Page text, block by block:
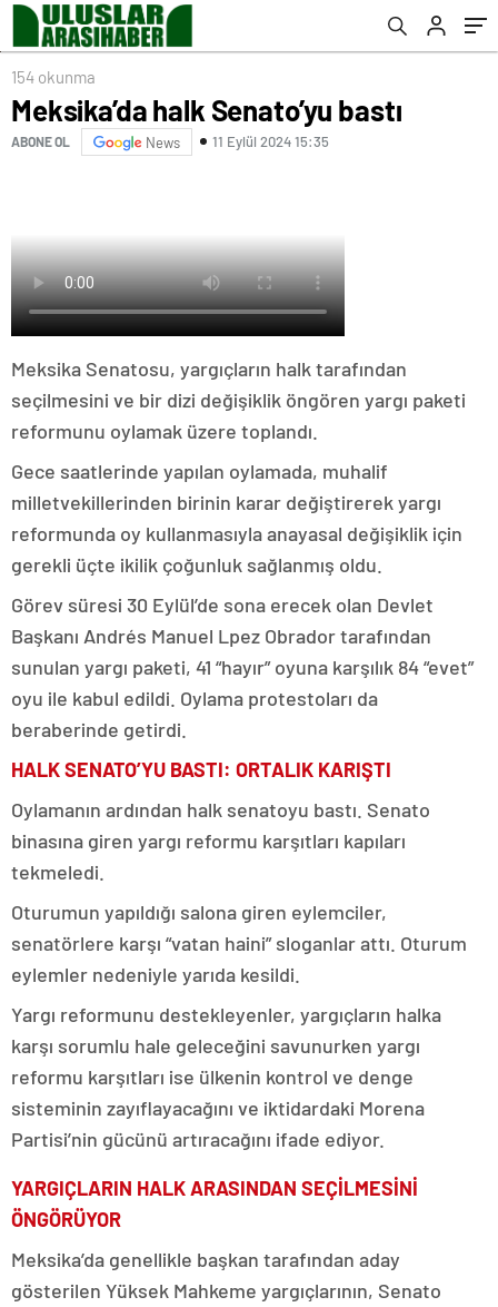
154 okunma
Meksika’da halk Senato’yu bastı
ABONE OL News 11 Eylül 2024 15:35
Meksika Senatosu, yargıçların halk tarafından
seçilmesini ve bir dizi değişiklik öngören yargı paketi
reformunu oylamak üzere toplandı.
Gece saatlerinde yapılan oylamada, muhalif
milletvekillerinden birinin karar değiştirerek yargı
reformunda oy kullanmasıyla anayasal değişiklik için
gerekli üçte ikilik çoğunluk sağlanmış oldu.
Görev süresi 30 Eylül’de sona erecek olan Devlet
Başkanı Andrés Manuel Lpez Obrador tarafından
sunulan yargı paketi, 41 “hayır” oyuna karşılık 84 “evet”
oyu ile kabul edildi. Oylama protestoları da
beraberinde getirdi.
HALK SENATO’YU BASTI: ORTALIK KARIŞTI
Oylamanın ardından halk senatoyu bastı. Senato
binasına giren yargı reformu karşıtları kapıları
tekmeledi.
Oturumun yapıldığı salona giren eylemciler,
senatörlere karşı “vatan haini” sloganlar attı. Oturum
eylemler nedeniyle yarıda kesildi.
Yargı reformunu destekleyenler, yargıçların halka
karşı sorumlu hale geleceğini savunurken yargı
reformu karşıtları ise ülkenin kontrol ve denge
sisteminin zayıflayacağını ve iktidardaki Morena
Partisi’nin gücünü artıracağını ifade ediyor.
YARGIÇLARIN HALK ARASINDAN SEÇİLMESİNİ
ÖNGÖRÜYOR
Meksika’da genellikle başkan tarafından aday
gösterilen Yüksek Mahkeme yargıçlarının, Senato